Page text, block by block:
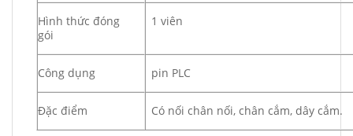
Hình thức đóng
gói
1 viên
Công dụng pin PLC
Đặc điểm Có nối chân nối, chân cắm, dây cắm.